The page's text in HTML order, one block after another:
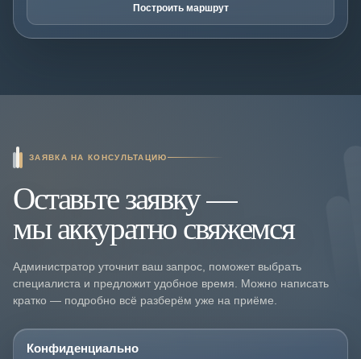
Построить маршрут
ЗАЯВКА НА КОНСУЛЬТАЦИЮ
Оставьте заявку —
мы аккуратно свяжемся
Администратор уточнит ваш запрос, поможет выбрать
специалиста и предложит удобное время. Можно написать
кратко — подробно всё разберём уже на приёме.
Конфиденциально